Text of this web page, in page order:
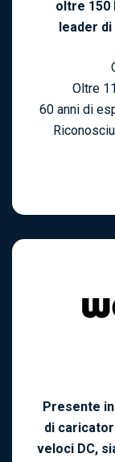
oltre 150
leader
Oltre
60 anni di
Presente
di
veloci DC,